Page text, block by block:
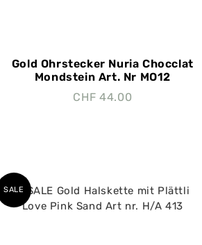
Gold Ohrstecker Nuria Chocclat
Mondstein Art. Nr MO12
CHF 44.00
SALE